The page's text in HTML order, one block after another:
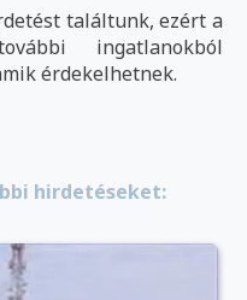
találtunk, ezért a
ingatlanokból
érdekelhetnek.
hirdetéseket: